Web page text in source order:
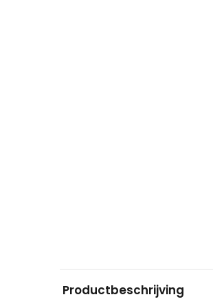
Productbeschrijving